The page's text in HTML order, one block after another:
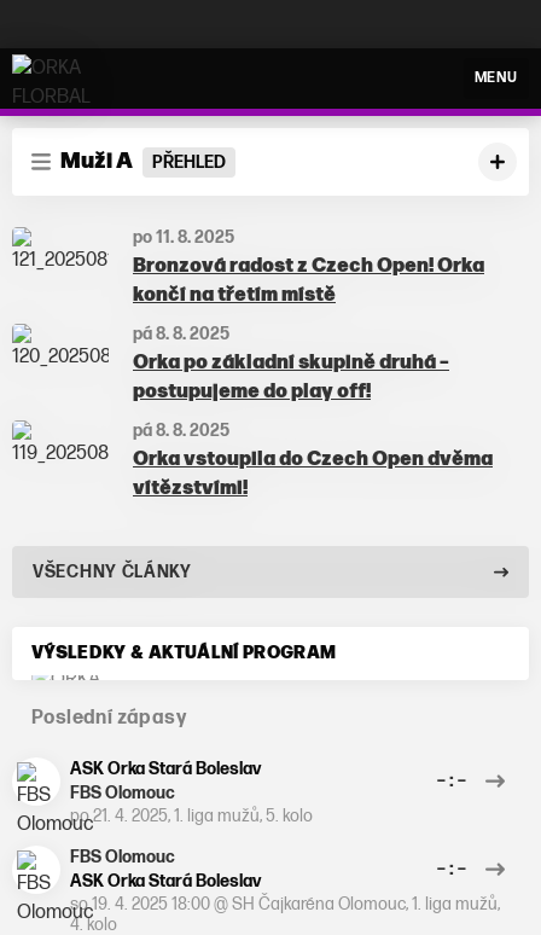
ORKA FLORBAL
MENU
Muži A PŘEHLED
po 11. 8. 2025
Bronzová radost z Czech Open! Orka
končí na třetím místě
pá 8. 8. 2025
Orka po základní skupině druhá –
postupujeme do play off!
pá 8. 8. 2025
Orka vstoupila do Czech Open dvěma
vítězstvími!
VŠECHNY ČLÁNKY
VÝSLEDKY & AKTUÁLNÍ PROGRAM
Poslední zápasy
ASK Orka Stará Boleslav
FBS Olomouc
– : –
po 21. 4. 2025,1. liga mužů, 5. kolo
FBS Olomouc
ASK Orka Stará Boleslav
– : –
so 19. 4. 2025 18:00@SH Čajkaréna Olomouc,1. liga mužů,
4. kolo